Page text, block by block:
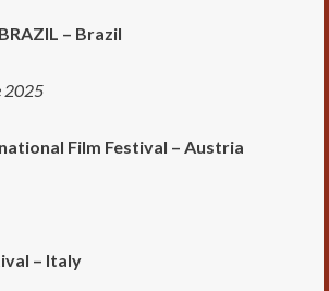
– Brazil
2025
Film Festival – Austria
– Italy